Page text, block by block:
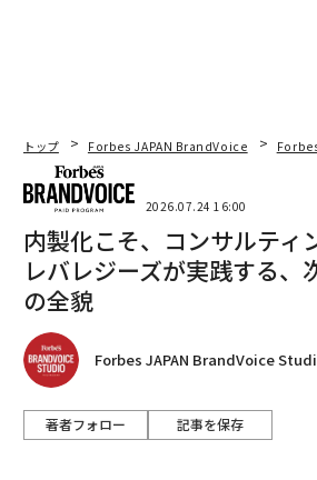
トラックについては、誰もその目的
さ、重量、長さの制限により、多く
失格となっている。そして、自宅で
にとって、台湾電力の「使用者電気
充電器を設置する前に具体的な新規
求する。これは高額で、数カ月かか
みることさえ妨げている。10年以上
税は、140万台湾ドル（3万7000ユー
に50％の上乗せを意味し、ほとんど
上、10年前に高額と見なされたも
トップ Forbes JAPAN BrandVoice
2026.07.24 16:00
内製化こそ、コンサルテ
レバレジーズが実践する、
の全貌
Forbes JAPAN BrandVoice
著者フォロー 記事を保存